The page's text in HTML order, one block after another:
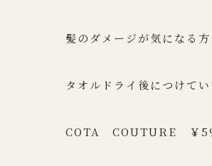
髪のダメージが気になる
タオルドライ後につけて
COTA COUTURE ￥